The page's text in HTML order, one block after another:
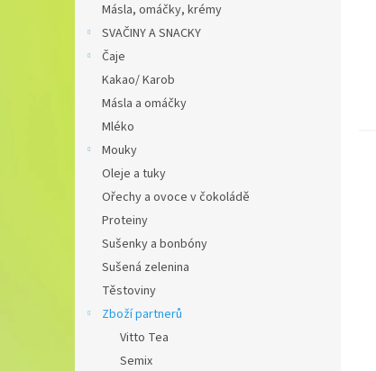
Másla, omáčky, krémy
SVAČINY A SNACKY
Čaje
Kakao/ Karob
Másla a omáčky
Mléko
Mouky
Oleje a tuky
Ořechy a ovoce v čokoládě
Proteiny
Sušenky a bonbóny
Sušená zelenina
Těstoviny
Zboží partnerů
Vitto Tea
Semix